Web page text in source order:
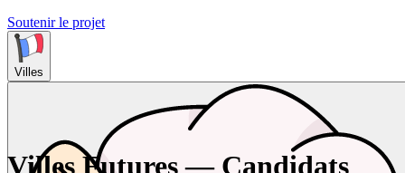
Soutenir le projet
Villes
Villes Futures — Candidats